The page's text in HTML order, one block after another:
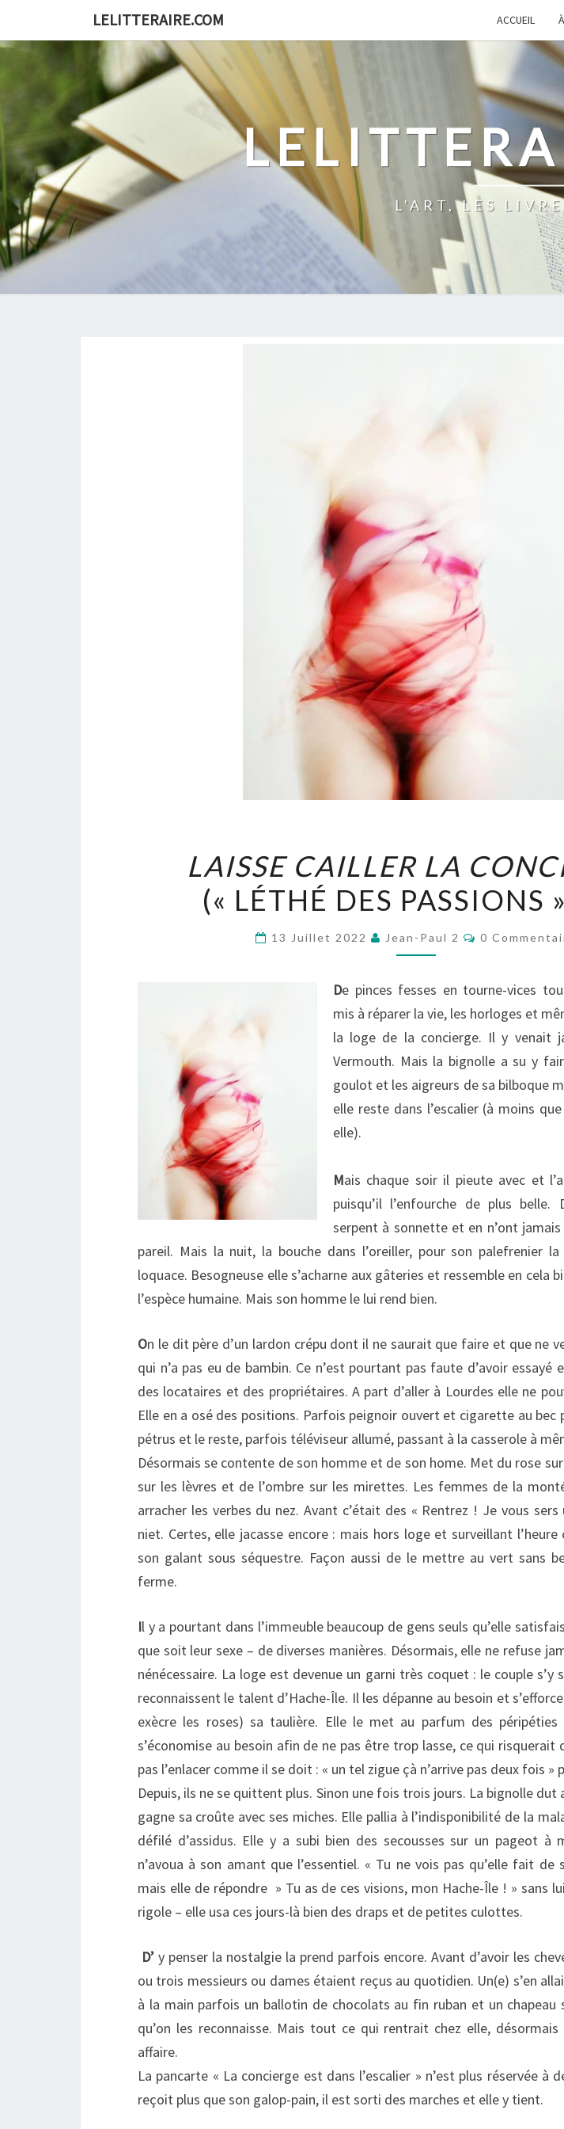
content
LELITTERAIRE.COM ACCUEIL
L'ART, LES
CAILLER
LA
CONCIERGE
(« LÉTHÉ
PASSIONS »
–
II)
LAISSE CAILLER LA
(« LÉTHÉ DES PASSIONS
13 Juillet 2022 Jean-Paul 2 0
De pinces fesses en tourne-vices
mis à réparer la vie, les horloges et
la loge de la concierge. Il y venait
Vermouth. Mais la bignolle a su y
goulot et les aigreurs de sa bilboque
elle reste dans l’escalier (à moins
elle).
Mais chaque soir il pieute avec et
puisqu’il l’enfourche de plus belle.
serpent à sonnette et en n’ont
pareil. Mais la nuit, la bouche dans l’oreiller, pour son palefrenier
loquace. Besogneuse elle s’acharne aux gâteries et ressemble en cela
l’espèce humaine. Mais son homme le lui rend bien.
On le dit père d’un lardon crépu dont il ne saurait que faire et que ne
qui n’a pas eu de bambin. Ce n’est pourtant pas faute d’avoir essayé
des locataires et des propriétaires. A part d’aller à Lourdes elle ne
Elle en a osé des positions. Parfois peignoir ouvert et cigarette au bec
pétrus et le reste, parfois téléviseur allumé, passant à la casserole à
Désormais se contente de son homme et de son home. Met du rose
sur les lèvres et de l’ombre sur les mirettes. Les femmes de la
arracher les verbes du nez. Avant c’était des « Rentrez ! Je vous
niet. Certes, elle jacasse encore : mais hors loge et surveillant
son galant sous séquestre. Façon aussi de le mettre au vert sans
ferme.
Il y a pourtant dans l’immeuble beaucoup de gens seuls qu’elle
que soit leur sexe – de diverses manières. Désormais, elle ne refuse
nénécessaire. La loge est devenue un garni très coquet : le couple s’y
reconnaissent le talent d’Hache-Île. Il les dépanne au besoin et
exècre les roses) sa taulière. Elle le met au parfum des péripéties
s’économise au besoin afin de ne pas être trop lasse, ce qui risquerait
pas l’enlacer comme il se doit : « un tel zigue çà n’arrive pas deux fois »
Depuis, ils ne se quittent plus. Sinon une fois trois jours. La bignolle dut
gagne sa croûte avec ses miches. Elle pallia à l’indisponibilité de la
défilé d’assidus. Elle y a subi bien des secousses sur un pageot à
n’avoua à son amant que l’essentiel. « Tu ne vois pas qu’elle fait
mais elle de répondre » Tu as de ces visions, mon Hache-Île ! » sans
rigole – elle usa ces jours-là bien des draps et de petites culottes.
D’y penser la nostalgie la prend parfois encore. Avant d’avoir les
ou trois messieurs ou dames étaient reçus au quotidien. Un(e) s’en
à la main parfois un ballotin de chocolats au fin ruban et un
qu’on les reconnaisse. Mais tout ce qui rentrait chez elle,
affaire.
La pancarte « La concierge est dans l’escalier » n’est plus réservée à
reçoit plus que son galop-pain, il est sorti des marches et elle y tient.